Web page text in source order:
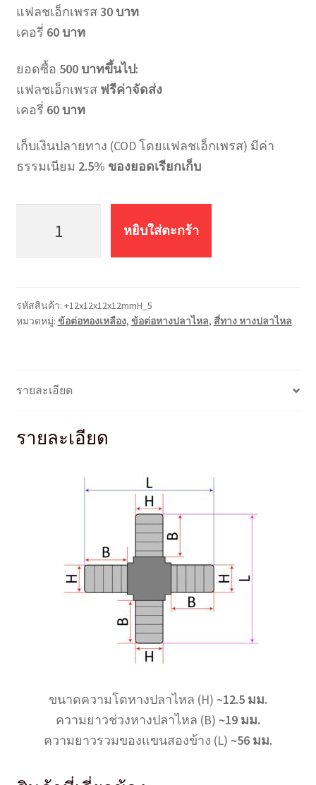
แฟลชเอ็กเพรส30 บาท
เคอรี่ 60 บาท
ยอดซื้อ 500 บาทขึ้นไป:
แฟลชเอ็กเพรส ฟรีค่าจัดส่ง
เคอรี่ 60 บาท
เก็บเงินปลายทาง (COD โดยแฟลชเอ็กเพรส) มีค่า
ธรรมเนียม 2.5% ของยอดเรียกเก็บ
+12x12x12x12mmH
ชิ้น
หยิบใส่ตะกร้า
รหัสสินค้า: +12x12x12x12mmH_5
หมวดหมู่: ข้อต่อทองเหลือง, ข้อต่อหางปลาไหล, สี่ทาง หางปลาไหล
รายละเอียด
รายละเอียด
ขนาดความโตหางปลาไหล (H) ~12.5 มม.
ความยาวช่วงหางปลาไหล (B) ~19 มม.
ความยาวรวมของแขนสองข้าง (L) ~56 มม.